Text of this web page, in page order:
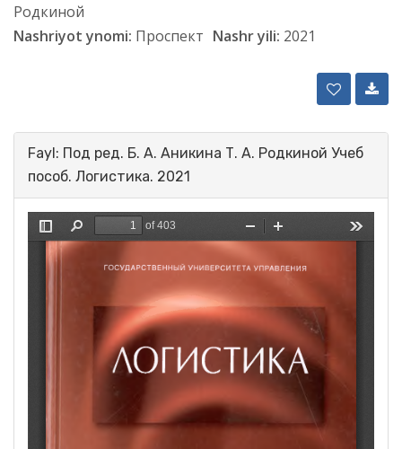
Родкиной
Nashriyot ynomi: Проспект Nashr yili: 2021
Fayl: Под ред. Б. А. Аникина Т. А. Родкиной Учеб
пособ. Логистика. 2021